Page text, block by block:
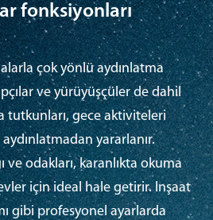
fonksiyonları
çok yönlü aydınlatma
ve yürüyüşçüler de dahil
tutkunları, gece aktiviteleri
aydınlatmadan yararlanır.
ve odakları, karanlıkta okuma
için ideal hale getirir. Inşaat
gibi profesyonel ayarlarda